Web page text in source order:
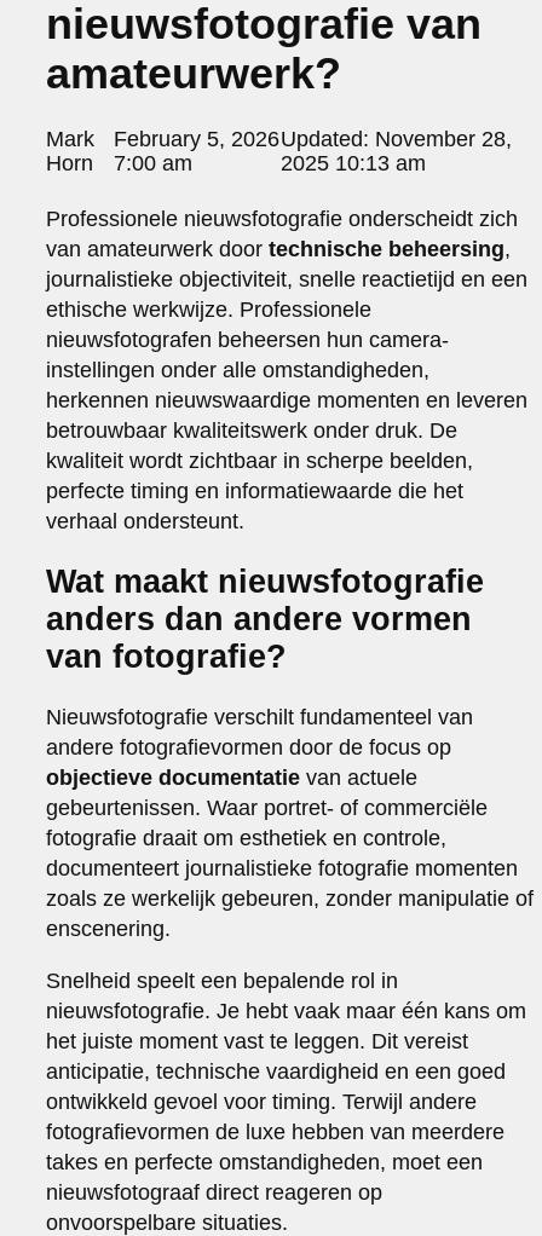
portraits 2
portraits 3
fd gazellen 2014
het zuiderlicht
thomas van luyn
parool christmas special
editorial
travel
commercial
fashion
contact
info@markhorn.nl
+31650600601
about
nieuwsfotografie van
amateurwerk?
Posted
by:
Mark
Horn
February 5, 2026
7:00 am
Updated: November 28,
2025 10:13 am
Professionele nieuwsfotografie onderscheidt zich
van amateurwerk doortechnische beheersing,
journalistieke objectiviteit, snelle reactietijd en een
ethische werkwijze. Professionele
nieuwsfotografen beheersen hun camera-
instellingen onder alle omstandigheden,
herkennen nieuwswaardige momenten en leveren
betrouwbaar kwaliteitswerk onder druk. De
kwaliteit wordt zichtbaar in scherpe beelden,
perfecte timing en informatiewaarde die het
verhaal ondersteunt.
Wat maakt nieuwsfotografie
anders dan andere vormen
van fotografie?
Nieuwsfotografie verschilt fundamenteel van
andere fotografievormen door de focus op
objectieve documentatie van actuele
gebeurtenissen. Waar portret- of commerciële
fotografie draait om esthetiek en controle,
documenteert journalistieke fotografie momenten
zoals ze werkelijk gebeuren, zonder manipulatie of
enscenering.
Snelheid speelt een bepalende rol in
nieuwsfotografie. Je hebt vaak maar één kans om
het juiste moment vast te leggen. Dit vereist
anticipatie, technische vaardigheid en een goed
ontwikkeld gevoel voor timing. Terwijl andere
fotografievormen de luxe hebben van meerdere
takes en perfecte omstandigheden, moet een
nieuwsfotograaf direct reageren op
onvoorspelbare situaties.